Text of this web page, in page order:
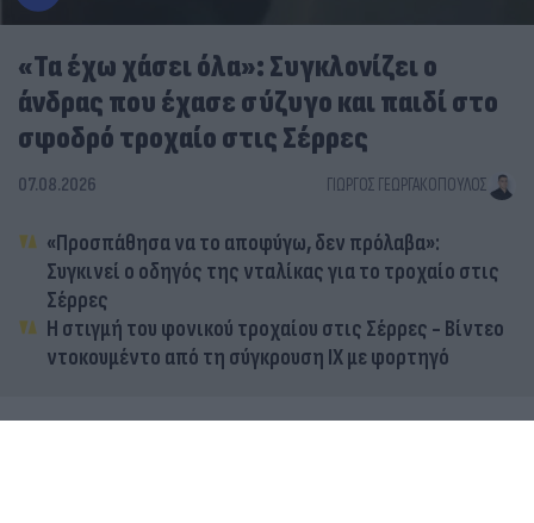
«Τα έχω χάσει όλα»: Συγκλονίζει ο
άνδρας που έχασε σύζυγο και παιδί στο
σφοδρό τροχαίο στις Σέρρες
07.08.2026 ΓΙΏΡΓΟΣ ΓΕΩΡΓΑΚΌΠΟΥΛΟΣ
«Προσπάθησα να το αποφύγω, δεν πρόλαβα»:
Συγκινεί ο οδηγός της νταλίκας για το τροχαίο στις
Σέρρες
Η στιγμή του φονικού τροχαίου στις Σέρρες - Βίντεο
ντοκουμέντο από τη σύγκρουση ΙΧ με φορτηγό